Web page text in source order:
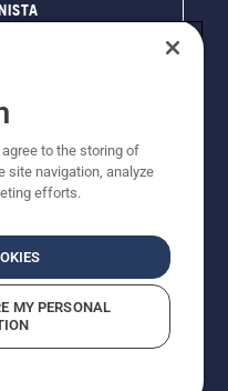
diritti riservati. I prezzi
e arrotondati, non
vigente. FERCAD SpA
Vic. (VI) - Capitale
e C.F. 01252490246 -
to the storing of
site navigation, analyze
efforts.
MY PERSONAL